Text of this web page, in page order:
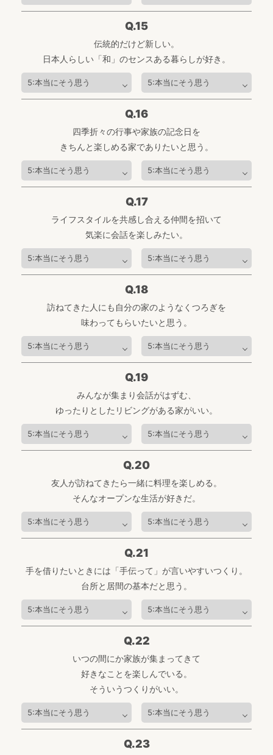
Q.15
伝統的だけど新しい。
日本人らしい「和」のセンスある暮らしが好き。
Q.16
四季折々の行事や家族の記念日を
きちんと楽しめる家でありたいと思う。
Q.17
ライフスタイルを共感し合える仲間を招いて
気楽に会話を楽しみたい。
Q.18
訪ねてきた人にも自分の家のようなくつろぎを
味わってもらいたいと思う。
Q.19
みんなが集まり会話がはずむ、
ゆったりとしたリビングがある家がいい。
Q.20
友人が訪ねてきたら一緒に料理を楽しめる。
そんなオープンな生活が好きだ。
Q.21
手を借りたいときには「手伝って」が言いやすいつくり。
台所と居間の基本だと思う。
Q.22
いつの間にか家族が集まってきて
好きなことを楽しんでいる。
そういうつくりがいい。
Q.23